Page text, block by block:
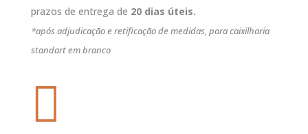
prazos de entrega de 20 dias úteis.
*após adjudicação e retificação de medidas, para caixilharia
standart em branco
